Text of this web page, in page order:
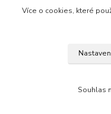
©
Více o cookies, které
Souhlas